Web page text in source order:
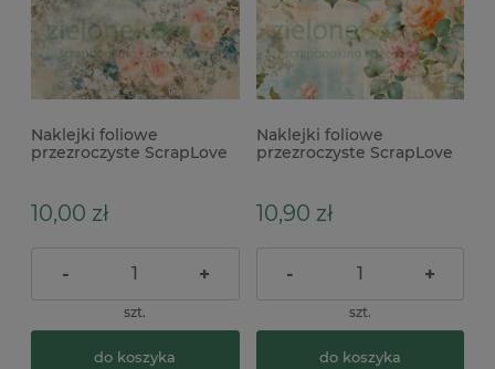
Naklejki foliowe
przezroczyste ScrapLove
10,00 zł
- +
szt.
do koszyka
Naklejki foliowe
przezroczyste ScrapLove
10,90 zł
- +
szt.
do koszyka